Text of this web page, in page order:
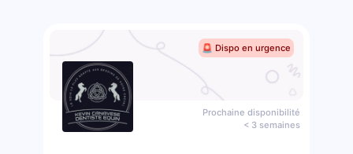
🚨 Dispo en urgence
Prochaine disponibilité
< 3 semaines